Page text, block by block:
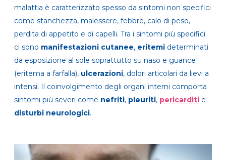
malattia è caratterizzato spesso da sintomi non specifici
come stanchezza, malessere, febbre, calo di peso,
perdita di appetito e di capelli. Tra i sintomi più specifici
ci sono manifestazioni cutanee, eritemi determinati
da esposizione al sole soprattutto su naso e guance
(eritema a farfalla), ulcerazioni, dolori articolari da lievi a
intensi. Il coinvolgimento degli organi interni comporta
sintomi più severi come nefriti, pleuriti, pericarditi e
disturbi neurologici.